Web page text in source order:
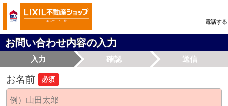
電話する
お問い合わせ内容の入力
入力 確認 送信
お名前 必須